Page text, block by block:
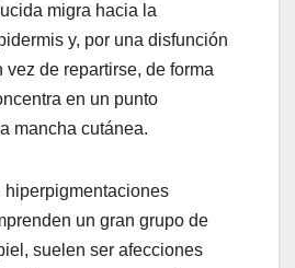
migra hacia la
y, por una disfunción
vez de repartirse, de forma
en un punto
mancha cutánea.
hiperpigmentaciones
un gran grupo de
suelen ser afecciones